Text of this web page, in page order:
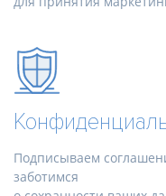
Подписываем
заботимся